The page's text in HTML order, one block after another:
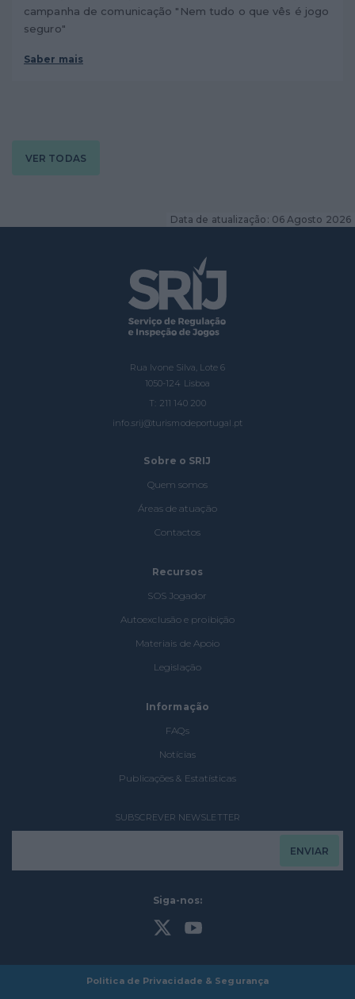
campanha de comunicação "Nem tudo o que vês é jogo
seguro"
Saber mais
VER TODAS
Data de atualização: 06 Agosto 2026
Rua Ivone Silva, Lote 6
1050-124 Lisboa
T: 211 140 200
info.srij@turismodeportugal.pt
Sobre o SRIJ
Quem somos
Áreas de atuação
Contactos
Recursos
SOS Jogador
Autoexclusão e proibição
Materiais de Apoio
Legislação
Informação
FAQs
Notícias
Publicações & Estatísticas
SUBSCREVER NEWSLETTER
Siga-nos:
Politica de Privacidade & Segurança